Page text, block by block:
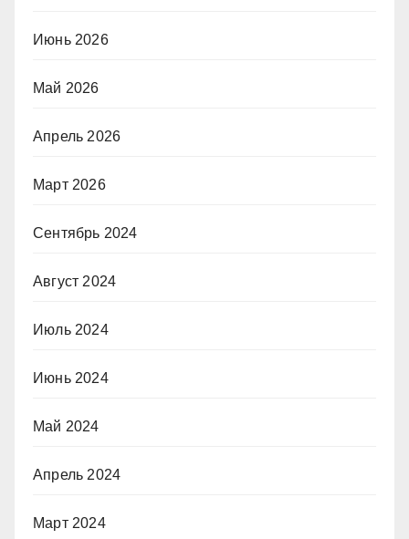
Июнь 2026
Май 2026
Апрель 2026
Март 2026
Сентябрь 2024
Август 2024
Июль 2024
Июнь 2024
Май 2024
Апрель 2024
Март 2024